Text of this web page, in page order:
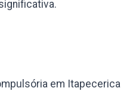
em Itapecerica